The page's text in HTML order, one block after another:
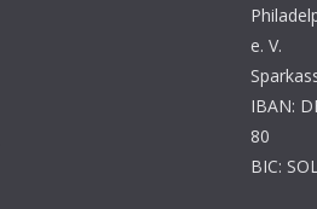
e. V.
IBAN:
80
BIC: